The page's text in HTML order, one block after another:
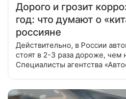
Дорого и грозит
год: что думают о
россияне
Действительно, в России
стоят в 2-3 раза дороже, чем
Специалисты агентства